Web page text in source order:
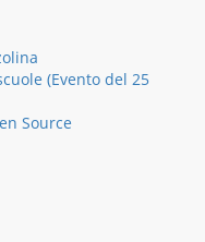
(Evento del 25
Source